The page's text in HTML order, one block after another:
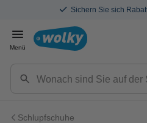
Sichern Sie sich
Menü
Schlupfschuhe